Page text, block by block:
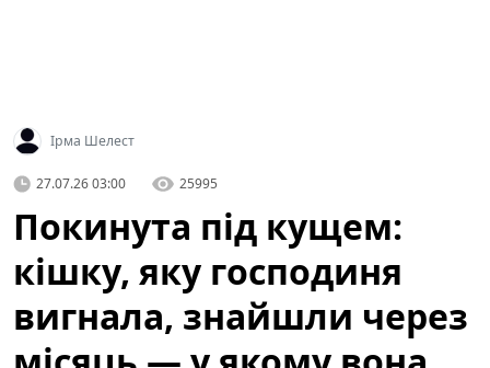
Ірма Шелест
27.07.26 03:00 25995
Покинута під кущем:
кішку, яку господиня
вигнала, знайшли через